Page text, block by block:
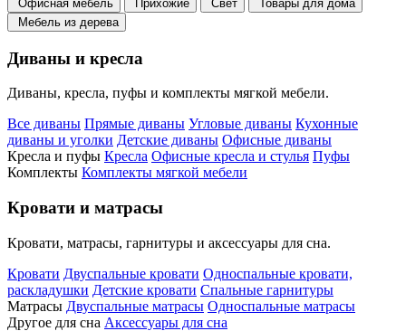
Офисная мебель
Прихожие Свет
Товары для дома
Мебель из дерева
Диваны и кресла
Диваны, кресла, пуфы и комплекты мягкой мебели.
Все диваны Прямые диваны Угловые диваны Кухонные
диваны и уголки Детские диваны Офисные диваны
Кресла и пуфы Кресла Офисные кресла и стулья Пуфы
Комплекты Комплекты мягкой мебели
Кровати и матрасы
Кровати, матрасы, гарнитуры и аксессуары для сна.
Кровати Двуспальные кровати Односпальные кровати,
раскладушки Детские кровати Спальные гарнитуры
Матрасы Двуспальные матрасы Односпальные матрасы
Другое для сна Аксессуары для сна